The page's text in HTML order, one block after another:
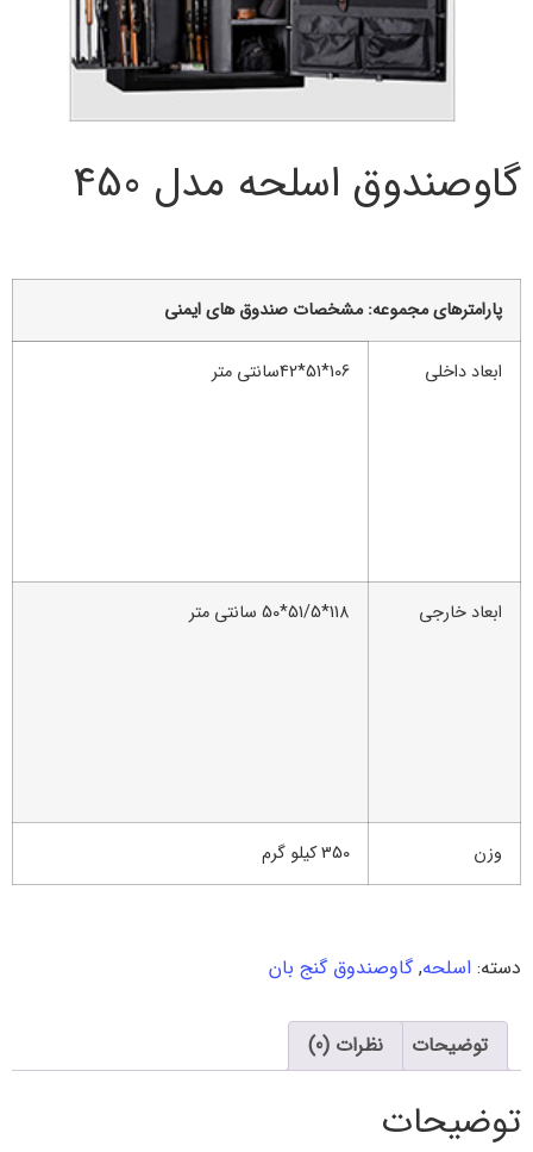
گاوصندوق اسلحه مدل 450
پارامترهاي مجموعه: مشخصات صندوق های ایمنی
ابعاد داخلی 106*51*42سانتی متر
ابعاد خارجی 118*51/5*50 سانتی متر
وزن 350 کیلو گرم
دسته: اسلحه,گاوصندوق گنج بان
توضیحات نظرات (0)
توضیحات